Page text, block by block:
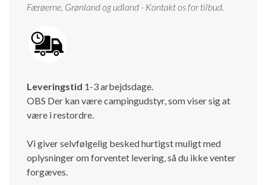
Færøerne, Grønland og udland - Kontakt os for tilbud.
Leveringstid 1-3 arbejdsdage.
OBS Der kan være campingudstyr, som viser sig at
være i restordre.
Vi giver selvfølgelig besked hurtigst muligt med
oplysninger om forventet levering, så du ikke venter
forgæves.